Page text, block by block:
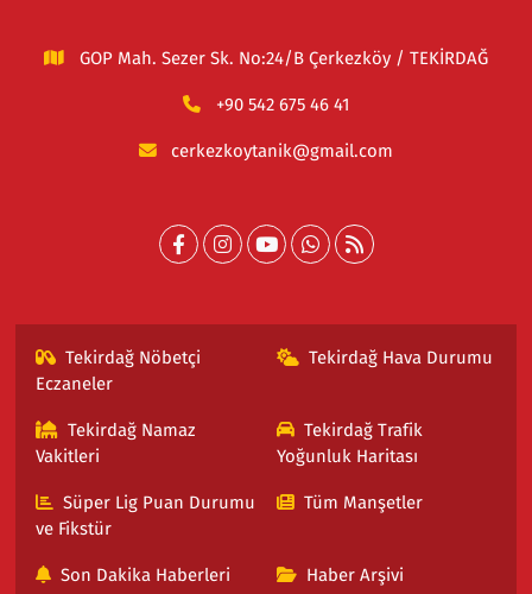
GOP Mah. Sezer Sk. No:24/B Çerkezköy / TEKİRDAĞ
+90 542 675 46 41
cerkezkoytanik@gmail.com
Tekirdağ Nöbetçi
Eczaneler
Tekirdağ Hava Durumu
Tekirdağ Namaz
Vakitleri
Tekirdağ Trafik
Yoğunluk Haritası
Süper Lig Puan Durumu
ve Fikstür
Tüm Manşetler
Son Dakika Haberleri Haber Arşivi